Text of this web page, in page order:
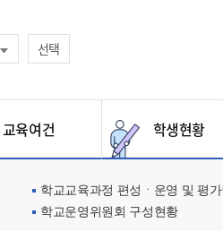
선택
교육여건 학생현황
학교교육과정 편성ㆍ운영 및 평가에 관한 사항
학교운영위원회 구성현황